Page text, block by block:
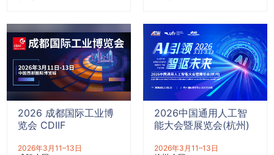
2026 成都国际工业博
览会 CDIIF
2026年3月11–13日
2026中国通用人工智
能大会暨展览会(杭州)
2026年3月11–13日